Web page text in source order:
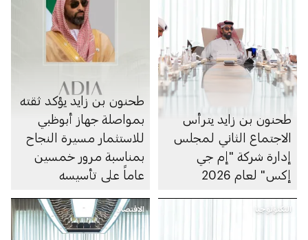
طحنون بن زايد يترأس
الاجتماع الثاني لمجلس
إدارة شركة "إم جي
إكس" لعام 2026
طحنون بن زايد يؤكد ثقته
بمواصلة جهاز أبوظبي
للاستثمار مسيرة النجاح
بمناسبة مرور خمسين
عاماً على تأسيسه
التكنولوجيا الاقتصاد